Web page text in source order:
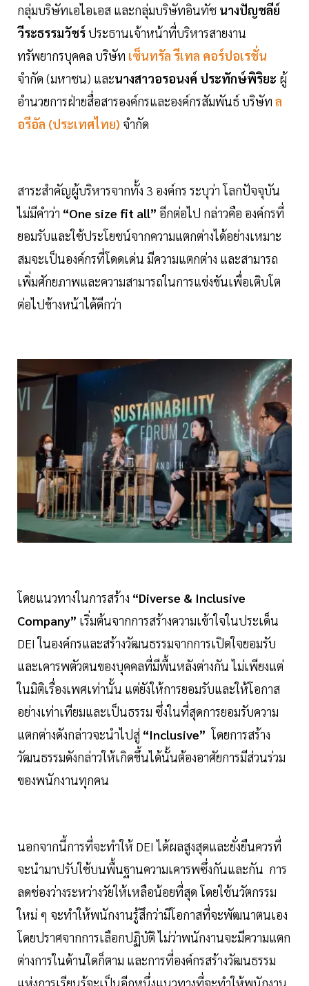
กลุ่มบริษัทเอไอเอส และกลุ่มบริษัทอินทัช นางปัญชลีย์
วีระธรรมวัชร์ประธานเจ้าหน้าที่บริหารสายงาน
ทรัพยากรบุคคล บริษัท เซ็นทรัล รีเทล คอร์ปอเรชั่น
จำกัด (มหาชน) และนางสาวอรอนงค์ ประทักษ์พิริยะ ผู้
อำนวยการฝ่ายสื่อสารองค์กรและองค์กรสัมพันธ์ บริษัท ล
อรีอัล (ประเทศไทย) จำกัด
สาระสำคัญผู้บริหารจากทั้ง 3 องค์กร ระบุว่า โลกปัจจุบัน
ไม่มีคำว่า “One size fit all” อีกต่อไป กล่าวคือ องค์กรที่
ยอมรับและใช้ประโยชน์จากความแตกต่างได้อย่างเหมาะ
สมจะเป็นองค์กรที่โดดเด่น มีความแตกต่าง และสามารถ
เพิ่มศักยภาพและความสามารถในการแข่งขันเพื่อเติบโต
ต่อไปข้างหน้าได้ดีกว่า
โดยแนวทางในการสร้าง “Diverse & Inclusive
Company” เริ่มต้นจากการสร้างความเข้าใจในประเด็น
DEI ในองค์กรและสร้างวัฒนธรรมจากการเปิดใจยอมรับ
และเคารพตัวตนของบุคคลที่มีพื้นหลังต่างกัน ไม่เพียงแต่
ในมิติเรื่องเพศเท่านั้น แต่ยังให้การยอมรับและให้โอกาส
อย่างเท่าเทียมและเป็นธรรม ซึ่งในที่สุดการยอมรับความ
แตกต่างดังกล่าวจะนำไปสู่ “Inclusive”โดยการสร้าง
วัฒนธรรมดังกล่าวให้เกิดขึ้นได้นั้นต้องอาศัยการมีส่วนร่วม
ของพนักงานทุกคน
นอกจากนี้การที่จะทำให้ DEI ได้ผลสูงสุดและยั่งยืนควรที่
จะนำมาปรับใช้บนพื้นฐานความเคารพซึ่งกันและกัน การ
ลดช่องว่างระหว่างวัยให้เหลือน้อยที่สุด โดยใช้นวัตกรรม
ใหม่ ๆ จะทำให้พนักงานรู้สึกว่ามีโอกาสที่จะพัฒนาตนเอง
โดยปราศจากการเลือกปฏิบัติ ไม่ว่าพนักงานจะมีความแตก
ต่างการในด้านใดก็ตาม และการที่องค์กรสร้างวัฒนธรรม
แห่งการเรียนรู้จะเป็นอีกหนึ่งแนวทางที่จะทำให้พนักงาน